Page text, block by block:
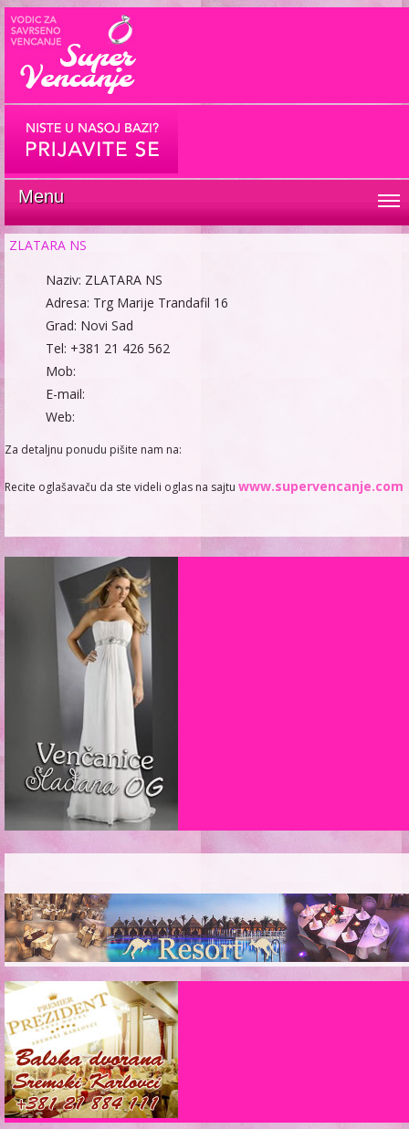
Menu
ZLATARA NS
Naziv: ZLATARA NS
Adresa: Trg Marije Trandafil 16
Grad: Novi Sad
Tel: +381 21 426 562
Mob:
E-mail:
Web:
Za detaljnu ponudu pišite nam na:
Recite oglašavaču da ste videli oglas na sajtu www.supervencanje.com